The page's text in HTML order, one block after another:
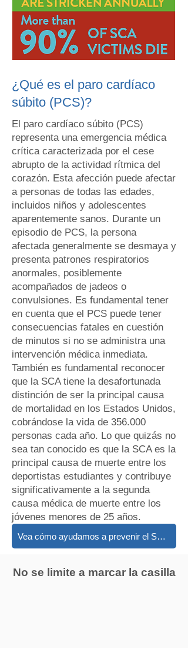
¿Qué es el paro cardíaco
súbito (PCS)?
El paro cardíaco súbito (PCS)
representa una emergencia médica
crítica caracterizada por el cese
abrupto de la actividad rítmica del
corazón. Esta afección puede afectar
a personas de todas las edades,
incluidos niños y adolescentes
aparentemente sanos. Durante un
episodio de PCS, la persona
afectada generalmente se desmaya y
presenta patrones respiratorios
anormales, posiblemente
acompañados de jadeos o
convulsiones. Es fundamental tener
en cuenta que el PCS puede tener
consecuencias fatales en cuestión
de minutos si no se administra una
intervención médica inmediata.
También es fundamental reconocer
que la SCA tiene la desafortunada
distinción de ser la principal causa
de mortalidad en los Estados Unidos,
cobrándose la vida de 356.000
personas cada año. Lo que quizás no
sea tan conocido es que la SCA es la
principal causa de muerte entre los
deportistas estudiantes y contribuye
significativamente a la segunda
causa médica de muerte entre los
jóvenes menores de 25 años.
Vea cómo ayudamos a prevenir el SCA
No se limite a marcar la casilla